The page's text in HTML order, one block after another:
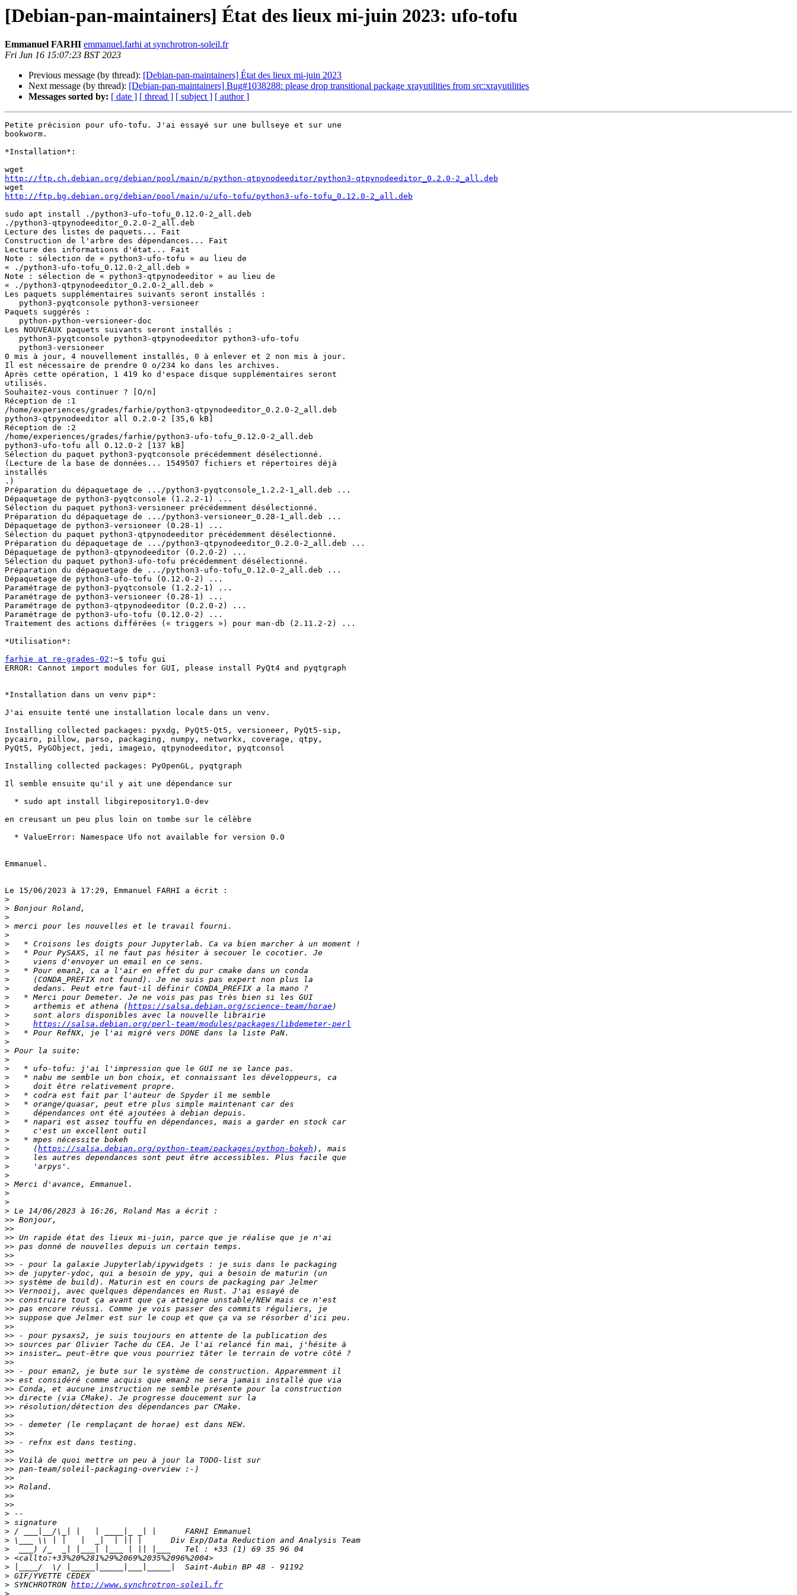
[Debian-pan-maintainers] État des lieux mi-juin 2023: ufo-tofu
Emmanuel FARHI emmanuel.farhi at synchrotron-soleil.fr
Fri Jun 16 15:07:23 BST 2023
Previous message (by thread): [Debian-pan-maintainers] État des lieux mi-juin 2023
Next message (by thread): [Debian-pan-maintainers] Bug#1038288: please drop transitional package xrayutilities from src:xrayutilities
Messages sorted by: [ date ] [ thread ] [ subject ] [ author ]
Petite précision pour ufo-tofu. J'ai essayé sur une bullseye et sur une
bookworm.
*Installation*:
http://ftp.ch.debian.org/debian/pool/main/p/python-qtpynodeeditor/python3-qtpynodeeditor_0.2.0-2_all.deb
http://ftp.bg.debian.org/debian/pool/main/u/ufo-tofu/python3-ufo-tofu_0.12.0-2_all.deb
sudo apt install ./python3-ufo-tofu_0.12.0-2_all.deb
./python3-qtpynodeeditor_0.2.0-2_all.deb
Lecture des listes de paquets... Fait
Construction de l'arbre des dépendances... Fait
Lecture des informations d'état... Fait
Note : sélection de « python3-ufo-tofu » au lieu de
« ./python3-ufo-tofu_0.12.0-2_all.deb »
Note : sélection de « python3-qtpynodeeditor » au lieu de
« ./python3-qtpynodeeditor_0.2.0-2_all.deb »
Les paquets supplémentaires suivants seront installés :
Paquets suggérés :
Les NOUVEAUX paquets suivants seront installés :
0 mis à jour, 4 nouvellement installés, 0 à enlever et 2 non mis à jour.
Il est nécessaire de prendre 0 o/234 ko dans les archives.
Après cette opération, 1 419 ko d'espace disque supplémentaires seront
utilisés.
Souhaitez-vous continuer ? [O/n]
Réception de :1
/home/experiences/grades/farhie/python3-qtpynodeeditor_0.2.0-2_all.deb
python3-qtpynodeeditor all 0.2.0-2 [35,6 kB]
Réception de :2
/home/experiences/grades/farhie/python3-ufo-tofu_0.12.0-2_all.deb
python3-ufo-tofu all 0.12.0-2 [137 kB]
Sélection du paquet python3-pyqtconsole précédemment désélectionné.
(Lecture de la base de données... 1549507 fichiers et répertoires déjà
installés
.)
Préparation du dépaquetage de .../python3-pyqtconsole_1.2.2-1_all.deb ...
Dépaquetage de python3-pyqtconsole (1.2.2-1) ...
Sélection du paquet python3-versioneer précédemment désélectionné.
Préparation du dépaquetage de .../python3-versioneer_0.28-1_all.deb ...
Dépaquetage de python3-versioneer (0.28-1) ...
Sélection du paquet python3-qtpynodeeditor précédemment désélectionné.
Préparation du dépaquetage de .../python3-qtpynodeeditor_0.2.0-2_all.deb ...
Dépaquetage de python3-qtpynodeeditor (0.2.0-2) ...
Sélection du paquet python3-ufo-tofu précédemment désélectionné.
Préparation du dépaquetage de .../python3-ufo-tofu_0.12.0-2_all.deb ...
Dépaquetage de python3-ufo-tofu (0.12.0-2) ...
Paramétrage de python3-pyqtconsole (1.2.2-1) ...
Paramétrage de python3-versioneer (0.28-1) ...
Paramétrage de python3-qtpynodeeditor (0.2.0-2) ...
Paramétrage de python3-ufo-tofu (0.12.0-2) ...
Traitement des actions différées (« triggers ») pour man-db (2.11.2-2) ...
*Utilisation*:
farhie at re-grades-02 :~$ tofu gui
ERROR: Cannot import modules for GUI, please install PyQt4 and pyqtgraph
*Installation dans un venv pip*:
J'ai ensuite tenté une installation locale dans un venv.
Installing collected packages: pyxdg, PyQt5-Qt5, versioneer, PyQt5-sip,
pycairo, pillow, parso, packaging, numpy, networkx, coverage, qtpy,
PyQt5, PyGObject, jedi, imageio, qtpynodeeditor, pyqtconsol
Installing collected packages: PyOpenGL, pyqtgraph
Il semble ensuite qu'il y ait une dépendance sur
en creusant un peu plus loin on tombe sur le célèbre
Emmanuel.
Le 15/06/2023 à 17:29, Emmanuel FARHI a écrit :
>
>
>
>
>
>
>
>
>
>
>
>
>
     arthemis et athena (
https://salsa.debian.org/science-team/horae
>
>
https://salsa.debian.org/perl-team/modules/packages/libdemeter-perl
>
>
>
>
>
>
>
>
>
>
>
>
>
>
     (
https://salsa.debian.org/python-team/packages/python-bokeh
>
>
>
>
>
>
>
>>
>>
>>
>>
>>
>>
>>
>>
>>
>>
>>
>>
>>
>>
>>
>>
>>
>>
>>
>>
>>
>>
>>
>>
>>
>>
>>
>>
>>
>>
>>
>>
>>
>
>
>
>
>
>
>
>
> SYNCHROTRON http://www.synchrotron-soleil.fr